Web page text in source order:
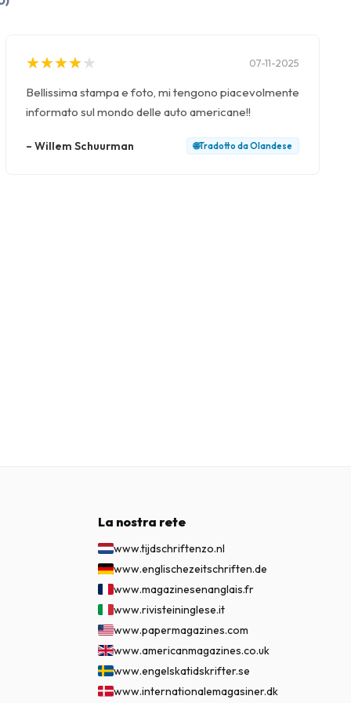
★
★★
★★
★★
★★
★ 07-11-2025
Bellissima stampa e foto, mi tengono piacevolmente
informato sul mondo delle auto americane!!
– Willem Schuurman 🌐Tradotto daOlandese
La nostra rete
www.tijdschriftenzo.nl
www.englischezeitschriften.de
www.magazinesenanglais.fr
www.rivisteininglese.it
www.papermagazines.com
www.americanmagazines.co.uk
www.engelskatidskrifter.se
www.internationalemagasiner.dk